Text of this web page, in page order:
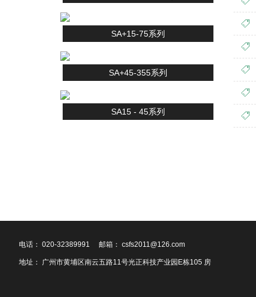
SA+15-75系列
SA+45-355系列
SA15 - 45系列
电话： 020-32389991 邮箱： csfs2011@126.com
地址： 广州市黄埔区南云五路11号光正科技产业园E栋105 房